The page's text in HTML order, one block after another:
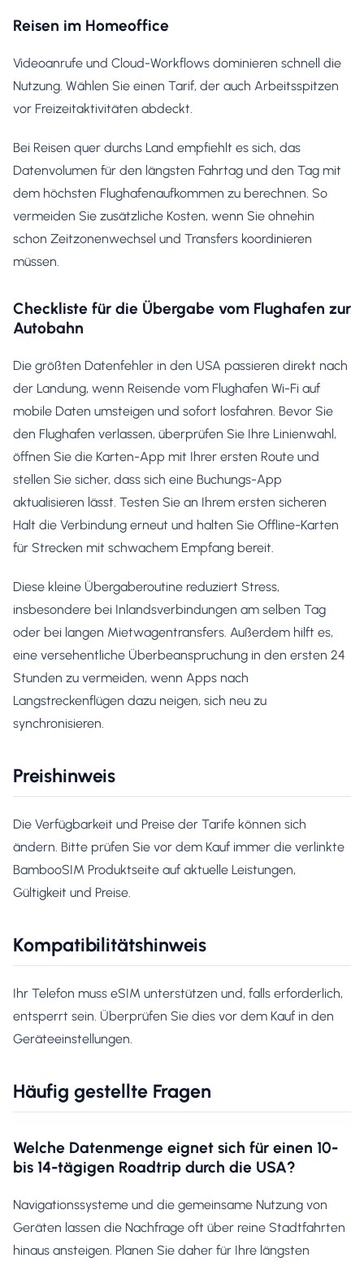
Reisen im Homeoffice
Videoanrufe und Cloud-Workflows dominieren schnell die
Nutzung. Wählen Sie einen Tarif, der auch Arbeitsspitzen
vor Freizeitaktivitäten abdeckt.
Bei Reisen quer durchs Land empfiehlt es sich, das
Datenvolumen für den längsten Fahrtag und den Tag mit
dem höchsten Flughafenaufkommen zu berechnen. So
vermeiden Sie zusätzliche Kosten, wenn Sie ohnehin
schon Zeitzonenwechsel und Transfers koordinieren
müssen.
Checkliste für die Übergabe vom Flughafen zur
Autobahn
Die größten Datenfehler in den USA passieren direkt nach
der Landung, wenn Reisende vom Flughafen Wi-Fi auf
mobile Daten umsteigen und sofort losfahren. Bevor Sie
den Flughafen verlassen, überprüfen Sie Ihre Linienwahl,
öffnen Sie die Karten-App mit Ihrer ersten Route und
stellen Sie sicher, dass sich eine Buchungs-App
aktualisieren lässt. Testen Sie an Ihrem ersten sicheren
Halt die Verbindung erneut und halten Sie Offline-Karten
für Strecken mit schwachem Empfang bereit.
Diese kleine Übergaberoutine reduziert Stress,
insbesondere bei Inlandsverbindungen am selben Tag
oder bei langen Mietwagentransfers. Außerdem hilft es,
eine versehentliche Überbeanspruchung in den ersten 24
Stunden zu vermeiden, wenn Apps nach
Langstreckenflügen dazu neigen, sich neu zu
synchronisieren.
Preishinweis
Die Verfügbarkeit und Preise der Tarife können sich
ändern. Bitte prüfen Sie vor dem Kauf immer die verlinkte
BambooSIM Produktseite auf aktuelle Leistungen,
Gültigkeit und Preise.
Kompatibilitätshinweis
Ihr Telefon muss eSIM unterstützen und, falls erforderlich,
entsperrt sein. Überprüfen Sie dies vor dem Kauf in den
Geräteeinstellungen.
Häufig gestellte Fragen
Welche Datenmenge eignet sich für einen 10-
bis 14-tägigen Roadtrip durch die USA?
Navigationssysteme und die gemeinsame Nutzung von
Geräten lassen die Nachfrage oft über reine Stadtfahrten
hinaus ansteigen. Planen Sie daher für Ihre längsten